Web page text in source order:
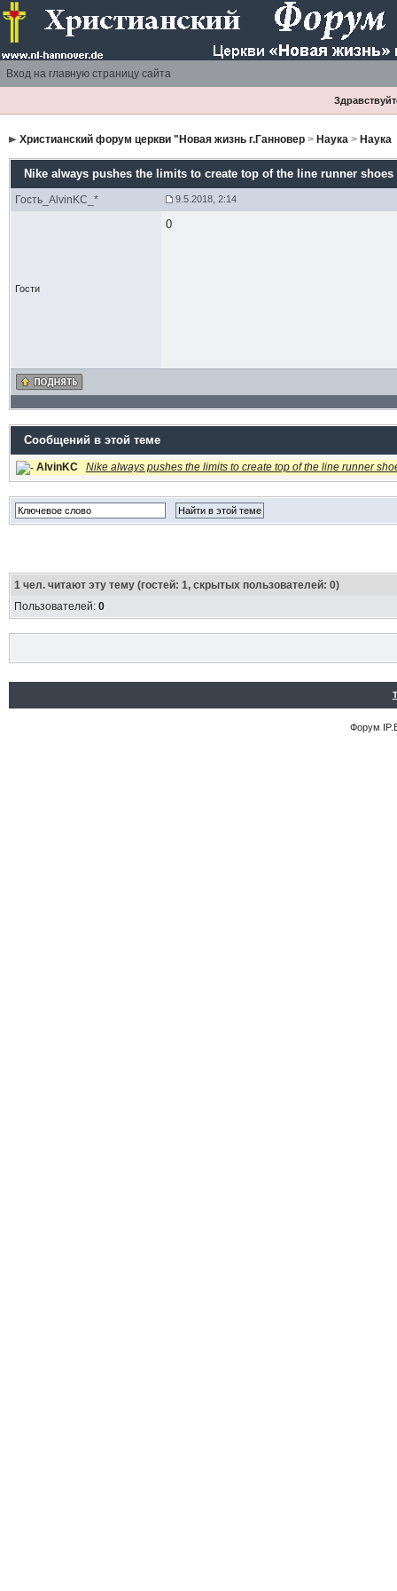
Вход на главную страницу сайта
Христианский форум церкви "Новая жизнь г.Ганновер> Наука> Наука
Nike always pushes the limits to create top of the line runner shoes
Гость_AlvinKC_* 9.5.2018, 2:14
Гости
0
Сообщений в этой теме
AlvinKC Nike always pushes the limits to create top of the line runner
1чел. читают эту тему (гостей: 1, скрытых пользователей: 0)
Пользователей: 0
Форум